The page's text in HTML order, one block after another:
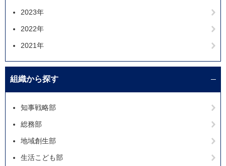
2023年
2022年
2021年
組織から探す
知事戦略部
総務部
地域創生部
生活こども部